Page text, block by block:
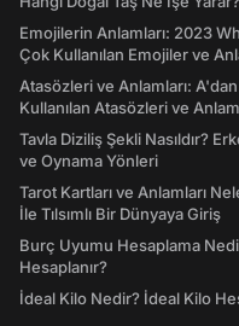
Emojilerin Anlamları: 2023
Çok Kullanılan Emojiler ve
Atasözleri ve Anlamları:
Kullanılan Atasözleri ve
Tavla Diziliş Şekli Nasıldır?
ve Oynama Yönleri
Tarot Kartları ve Anlamları
İle Tılsımlı Bir Dünyaya Giriş
Burç Uyumu Hesaplama
Hesaplanır?
İdeal Kilo Nedir? İdeal Kilo